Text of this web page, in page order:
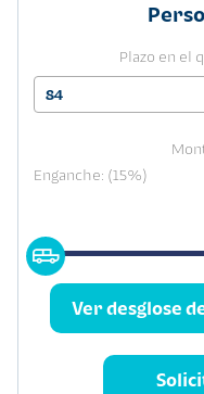
Plazo en el
84
Enganche: (15%)
Ver desglose